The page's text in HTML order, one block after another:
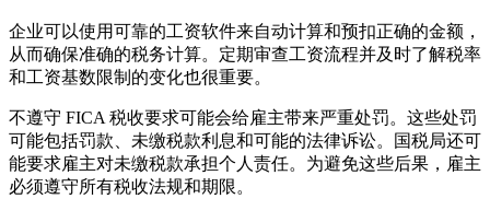
企业可以使用可靠的工资软件来自动计算和预扣正确的金额，
从而确保准确的税务计算。定期审查工资流程并及时了解税率
和工资基数限制的变化也很重要。
不遵守 FICA 税收要求可能会给雇主带来严重处罚。这些处罚
可能包括罚款、未缴税款利息和可能的法律诉讼。国税局还可
能要求雇主对未缴税款承担个人责任。为避免这些后果，雇主
必须遵守所有税收法规和期限。